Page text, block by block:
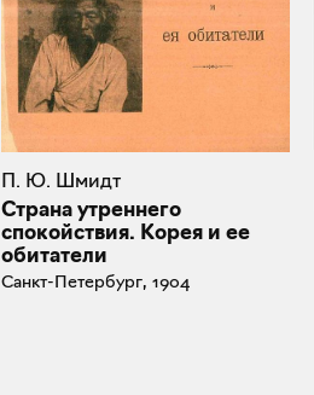
П. Ю. Шмидт
Страна утреннего
спокойствия. Корея и ее
обитатели
Санкт-Петербург, 1904